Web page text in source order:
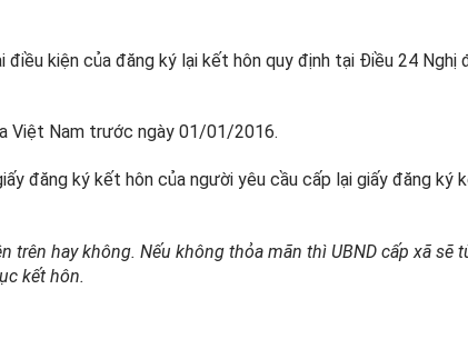
kiện của đăng ký lại kết hôn quy định tại Điều 24 Nghị
Việt Nam trước ngày 01/01/2016.
đăng ký kết hôn của người yêu cầu cấp lại giấy đăng ký
hay không. Nếu không thỏa mãn thì UBND cấp xã sẽ
kết hôn.